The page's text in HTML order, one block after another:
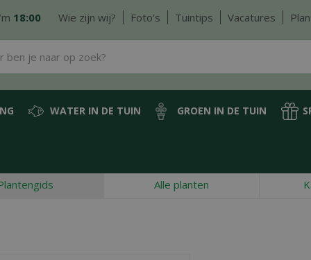
18:00 Wie zijn wij? Foto's Tuintips Vacatures
WATER IN DE TUIN GROEN IN DE TUIN
Alle planten